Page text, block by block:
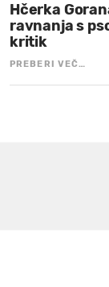
Hčerka
ravnanja s
kritik
PREBERI VEČ…